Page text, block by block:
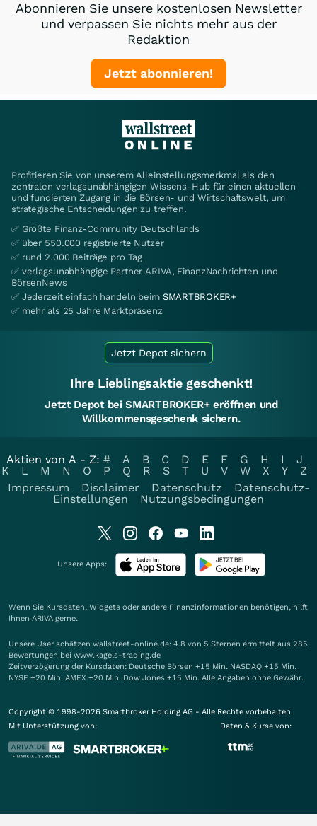
Abonnieren Sie unsere kostenlosen Newsletter
und verpassen Sie nichts mehr aus der
Redaktion
Jetzt abonnieren!
Profitieren Sie von unserem Alleinstellungsmerkmal als den
zentralen verlagsunabhängigen Wissens-Hub für einen aktuellen
und fundierten Zugang in die Börsen- und Wirtschaftswelt, um
strategische Entscheidungen zu treffen.
✅ Größte Finanz-Community Deutschlands
✅ über 550.000 registrierte Nutzer
✅ rund 2.000 Beiträge pro Tag
✅ verlagsunabhängige Partner ARIVA, FinanzNachrichten und
BörsenNews
✅ Jederzeit einfach handeln beim SMARTBROKER+
✅ mehr als 25 Jahre Marktpräsenz
Jetzt Depot sichern
Ihre Lieblingsaktie geschenkt!
Jetzt Depot bei SMARTBROKER+ eröffnen und
Willkommensgeschenk sichern.
Aktien von A - Z: # A B C D E F G H I
J
K
L M N O P Q R S T U V W X Y
Z
Impressum
Disclaimer Datenschutz
Datenschutz-
Einstellungen
Nutzungsbedingungen
Unsere Apps:
Wenn Sie Kursdaten, Widgets oder andere Finanzinformationen benötigen, hilft
Ihnen ARIVA gerne.
Unsere User schätzen wallstreet-online.de: 4.8 von 5 Sternen ermittelt aus 285
Bewertungen bei www.kagels-trading.de
Zeitverzögerung der Kursdaten: Deutsche Börsen +15 Min. NASDAQ +15 Min.
NYSE +20 Min. AMEX +20 Min. Dow Jones +15 Min. Alle Angaben ohne Gewähr.
Copyright © 1998-2026 Smartbroker Holding AG - Alle Rechte vorbehalten.
Mit Unterstützung von:
Daten & Kurse von: